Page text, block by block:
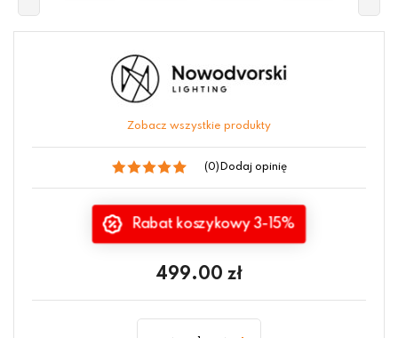
Zobacz wszystkie produkty
(0) Dodaj opinię
Rabat koszykowy 3-15%
499.00 zł